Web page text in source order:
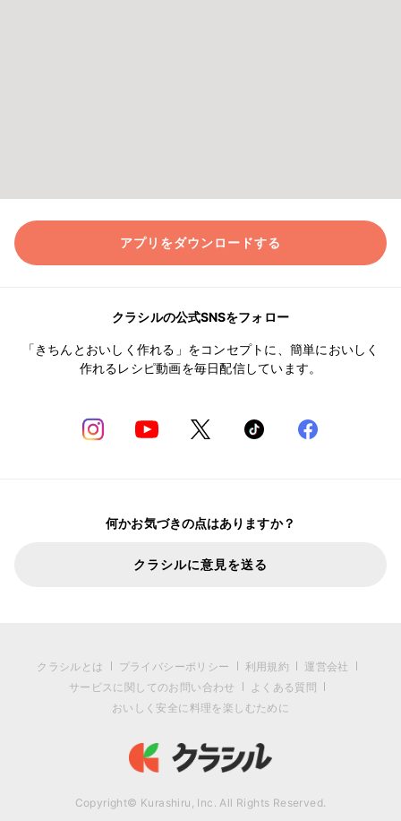
アプリをダウンロードする
クラシルの公式SNSをフォロー
「きちんとおいしく作れる」をコンセプトに、簡単においしく
作れるレシピ動画を毎日配信しています。
何かお気づきの点はありますか？
クラシルに意見を送る
クラシルとは プライバシーポリシー 利用規約
運営会社
サービスに関してのお問い合わせ
よくある質問
おいしく安全に料理を楽しむために
Copyright© Kurashiru, Inc. All Rights Reserved.